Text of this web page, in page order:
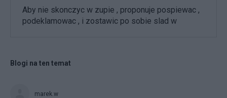
Aby nie skonczyc w zupie , proponuje pospiewac ,
podeklamowac , i zostawic po sobie slad w
Blogi na ten temat
marek.w